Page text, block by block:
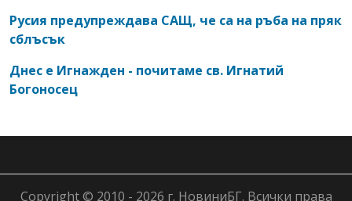
Русия предупреждава САЩ, че са на ръба на пряк
сблъсък
Днес е Игнажден - почитаме св. Игнатий
Богоносец
Copyright © 2010 - 2026 г. НовиниБГ. Всички права